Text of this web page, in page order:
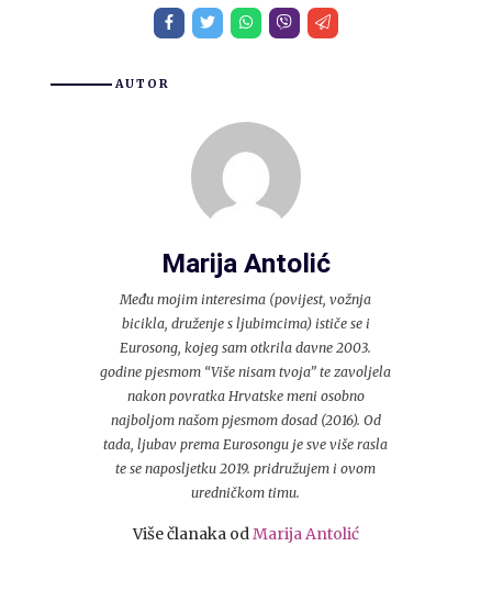
AUTOR
Marija Antolić
Među mojim interesima (povijest, vožnja
bicikla, druženje s ljubimcima) ističe se i
Eurosong, kojeg sam otkrila davne 2003.
godine pjesmom “Više nisam tvoja” te zavoljela
nakon povratka Hrvatske meni osobno
najboljom našom pjesmom dosad (2016). Od
tada, ljubav prema Eurosongu je sve više rasla
te se naposljetku 2019. pridružujem i ovom
uredničkom timu.
Više članaka odMarija Antolić